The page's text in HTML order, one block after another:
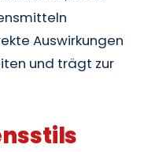
Auswirkungen
und trägt zur